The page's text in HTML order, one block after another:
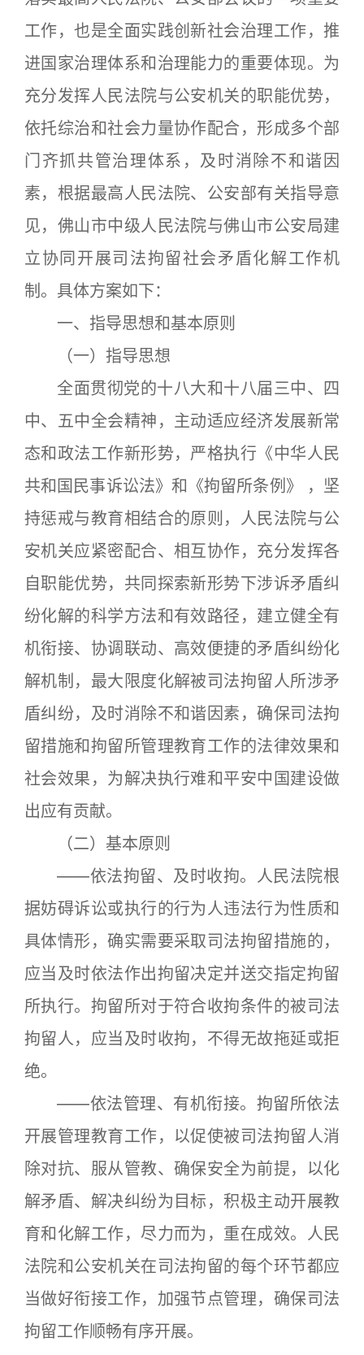
工作，也是全面实践创新社会治理工作，推
进国家治理体系和治理能力的重要体现。为
充分发挥人民法院与公安机关的职能优势，
依托综治和社会力量协作配合，形成多个部
门齐抓共管治理体系，及时消除不和谐因
素，根据最高人民法院、公安部有关指导意
见，佛山市中级人民法院与佛山市公安局建
立协同开展司法拘留社会矛盾化解工作机
制。具体方案如下：
一、指导思想和基本原则
（一）指导思想
全面贯彻党的十八大和十八届三中、四
中、五中全会精神，主动适应经济发展新常
态和政法工作新形势，严格执行《中华人民
共和国民事诉讼法》和《拘留所条例》 ，坚
持惩戒与教育相结合的原则，人民法院与公
安机关应紧密配合、相互协作，充分发挥各
自职能优势，共同探索新形势下涉诉矛盾纠
纷化解的科学方法和有效路径，建立健全有
机衔接、协调联动、高效便捷的矛盾纠纷化
解机制，最大限度化解被司法拘留人所涉矛
盾纠纷，及时消除不和谐因素，确保司法拘
留措施和拘留所管理教育工作的法律效果和
社会效果，为解决执行难和平安中国建设做
出应有贡献。
（二）基本原则
——依法拘留、及时收拘。人民法院根
据妨碍诉讼或执行的行为人违法行为性质和
具体情形，确实需要采取司法拘留措施的，
应当及时依法作出拘留决定并送交指定拘留
所执行。拘留所对于符合收拘条件的被司法
拘留人，应当及时收拘，不得无故拖延或拒
绝。
——依法管理、有机衔接。拘留所依法
开展管理教育工作，以促使被司法拘留人消
除对抗、服从管教、确保安全为前提，以化
解矛盾、解决纠纷为目标，积极主动开展教
育和化解工作，尽力而为，重在成效。人民
法院和公安机关在司法拘留的每个环节都应
当做好衔接工作，加强节点管理，确保司法
拘留工作顺畅有序开展。